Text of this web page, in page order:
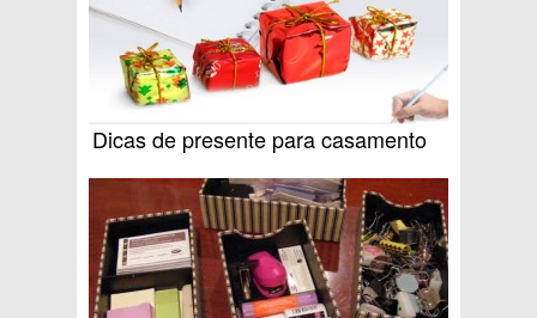
Dicas de presente para casamento